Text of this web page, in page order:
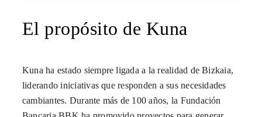
El propósito de Kuna
Kuna ha estado siempre ligada a la realidad de Bizkaia,
liderando iniciativas que responden a sus necesidades
cambiantes. Durante más de 100 años, la Fundación